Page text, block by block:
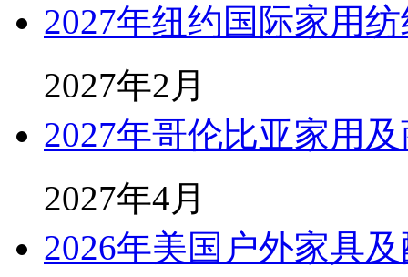
2027年纽约国际家用
2027年2月
2027年哥伦比亚家用
2027年4月
2026年美国户外家具